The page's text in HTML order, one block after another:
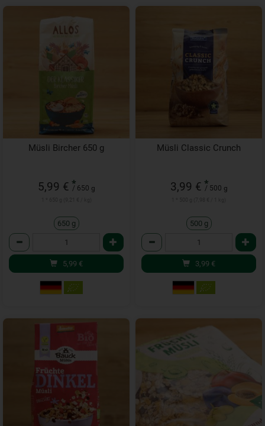
Müsli Bircher 650 g
5,99 € *
/ 650 g
650 g
Anzahl
5,99 €
Müsli Classic Crunch
3,99 € *
/ 500 g
500 g
Anzahl
3,99 €